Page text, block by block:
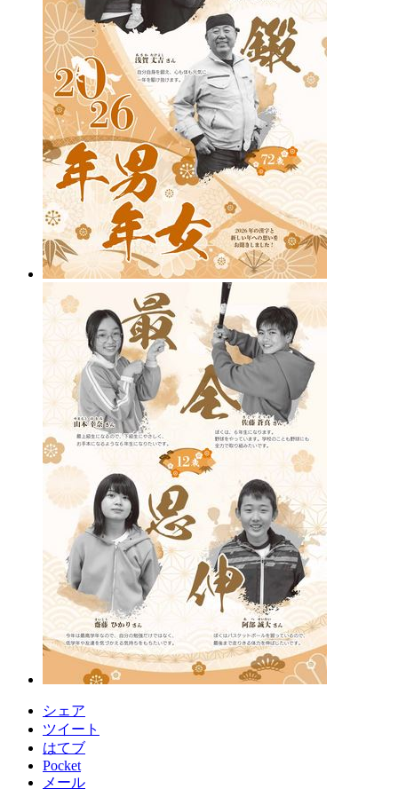
シェア
ツイート
はてブ
Pocket
メール